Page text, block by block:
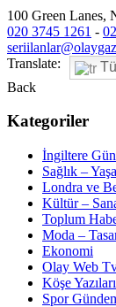
100 Green Lanes,
020 3745 1261 -
Translate:
Back
Kategoriler
İngiltere
Sağlık –
Londra ve
Kültür –
Toplum
Moda –
Ekonomi
Olay Web
Köşe Yazıları
Spor